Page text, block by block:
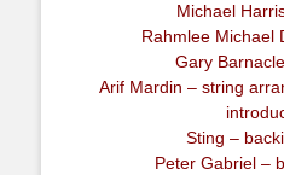
Michael
Rahmlee Michael
Gary
Arif Mardin – string
Sting –
Peter Gabriel –